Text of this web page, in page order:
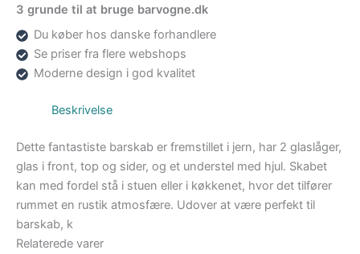
3 grunde til at bruge barvogne.dk
Du køber hos danske forhandlere
Se priser fra flere webshops
Moderne design i god kvalitet
Beskrivelse
Dette fantastiste barskab er fremstillet i jern, har 2 glaslåger,
glas i front, top og sider, og et understel med hjul. Skabet
kan med fordel stå i stuen eller i køkkenet, hvor det tilfører
rummet en rustik atmosfære. Udover at være perfekt til
barskab, k
Relaterede varer